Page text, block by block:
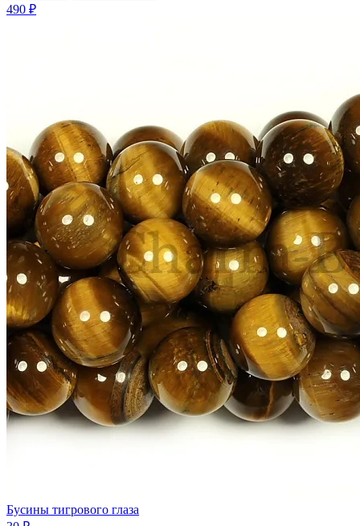
490 ₽
Бусины тигрового глаза